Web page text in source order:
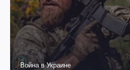
Война в Украине